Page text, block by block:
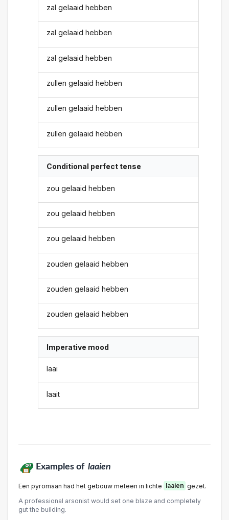
zal gelaaid hebben
zal gelaaid hebben
zal gelaaid hebben
zullen gelaaid hebben
zullen gelaaid hebben
zullen gelaaid hebben
Conditional perfect tense
zou gelaaid hebben
zou gelaaid hebben
zou gelaaid hebben
zouden gelaaid hebben
zouden gelaaid hebben
zouden gelaaid hebben
Imperative mood
laai
laait
Examples of laaien
Een pyromaan had het gebouw meteen in lichte laaien gezet.
A professional arsonist would set one blaze and completely
gut the building.